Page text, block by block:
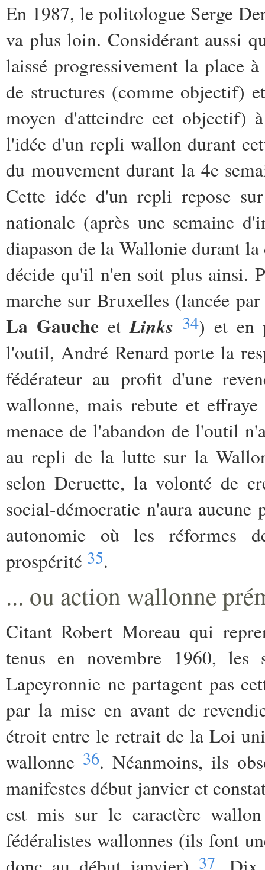
En 1987, le politologue Serge
va plus loin. Considérant aussi
laissé progressivement la place
de structures (comme objectif)
moyen d'atteindre cet objectif)
l'idée d'un repli wallon durant
du mouvement durant la 4e
Cette idée d'un repli repose
nationale (après une semaine
diapason de la Wallonie durant
décide qu'il n'en soit plus ainsi.
marche sur Bruxelles (lancée
La GaucheetLinks 34) et en
l'outil, André Renard porte la
fédérateur au profit d'une
wallonne, mais rebute et
menace de l'abandon de l'outil
au repli de la lutte sur la
selon Deruette, la volonté de
social-démocratie n'aura
autonomie où les réformes
prospérité 35.
... ou action wallonne
Citant Robert Moreau qui
tenus en novembre 1960, les
Lapeyronnie ne partagent pas
par la mise en avant de
étroit entre le retrait de la Loi
wallonne 36. Néanmoins, ils
manifestes début janvier et
est mis sur le caractère
fédéralistes wallonnes (ils font
37